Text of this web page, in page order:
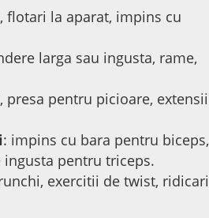
flotari la aparat, impins cu
larga sau ingusta, rame,
presa pentru picioare, extensii
: impins cu bara pentru biceps,
pentru triceps.
exercitii de twist, ridicari